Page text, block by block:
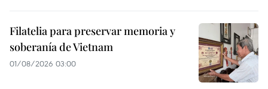
Filatelia para preservar memoria y
soberanía de Vietnam
01/08/2026 03:00